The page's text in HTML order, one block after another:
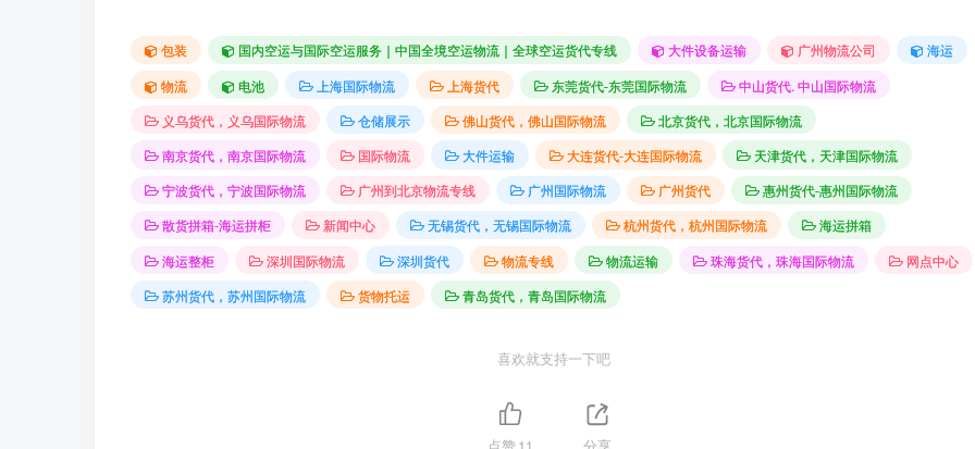
包装 国内空运与国际空运服务｜中国全境空运物流｜全球空运货代专线 大件设备运输 广州物流公司
海运
物流
电池 上海国际物流 上海货代 东莞货代-东莞国际物流
中山货代. 中山国际物流
义乌货代，义乌国际物流
仓储展示 佛山货代，佛山国际物流
北京货代，北京国际物流
南京货代，南京国际物流
国际物流 大件运输 大连货代-大连国际物流
天津货代，天津国际物流
宁波货代，宁波国际物流
广州到北京物流专线 广州国际物流 广州货代
惠州货代-惠州国际物流
散货拼箱-海运拼柜
新闻中心 无锡货代，无锡国际物流 杭州货代，杭州国际物流
海运拼箱
海运整柜
深圳国际物流 深圳货代 物流专线 物流运输 珠海货代，珠海国际物流
网点中心
苏州货代，苏州国际物流
货物托运 青岛货代，青岛国际物流
喜欢就支持一下吧